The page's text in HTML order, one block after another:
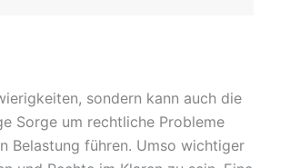
sondern kann auch die
Sorge um rechtliche Probleme
Belastung führen. Umso wichtiger